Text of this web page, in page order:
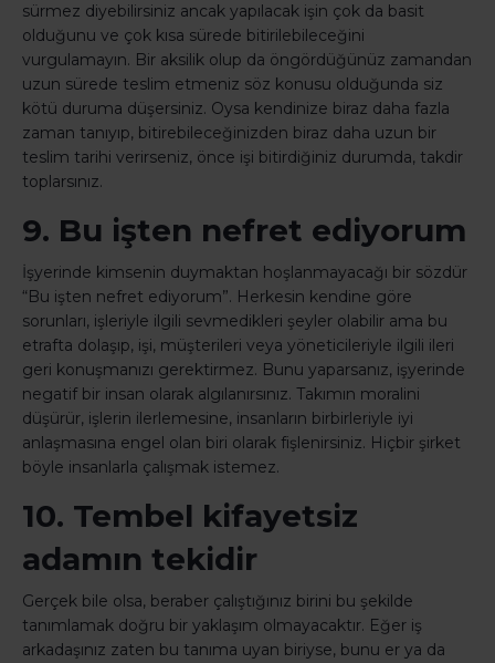
sürmez diyebilirsiniz ancak yapılacak işin çok da basit
olduğunu ve çok kısa sürede bitirilebileceğini
vurgulamayın. Bir aksilik olup da öngördüğünüz zamandan
uzun sürede teslim etmeniz söz konusu olduğunda siz
kötü duruma düşersiniz. Oysa kendinize biraz daha fazla
zaman tanıyıp, bitirebileceğinizden biraz daha uzun bir
teslim tarihi verirseniz, önce işi bitirdiğiniz durumda, takdir
toplarsınız.
9. Bu işten nefret ediyorum
İşyerinde kimsenin duymaktan hoşlanmayacağı bir sözdür
“Bu işten nefret ediyorum”. Herkesin kendine göre
sorunları, işleriyle ilgili sevmedikleri şeyler olabilir ama bu
etrafta dolaşıp, işi, müşterileri veya yöneticileriyle ilgili ileri
geri konuşmanızı gerektirmez. Bunu yaparsanız, işyerinde
negatif bir insan olarak algılanırsınız. Takımın moralini
düşürür, işlerin ilerlemesine, insanların birbirleriyle iyi
anlaşmasına engel olan biri olarak fişlenirsiniz. Hiçbir şirket
böyle insanlarla çalışmak istemez.
10. Tembel kifayetsiz
adamın tekidir
Gerçek bile olsa, beraber çalıştığınız birini bu şekilde
tanımlamak doğru bir yaklaşım olmayacaktır. Eğer iş
arkadaşınız zaten bu tanıma uyan biriyse, bunu er ya da